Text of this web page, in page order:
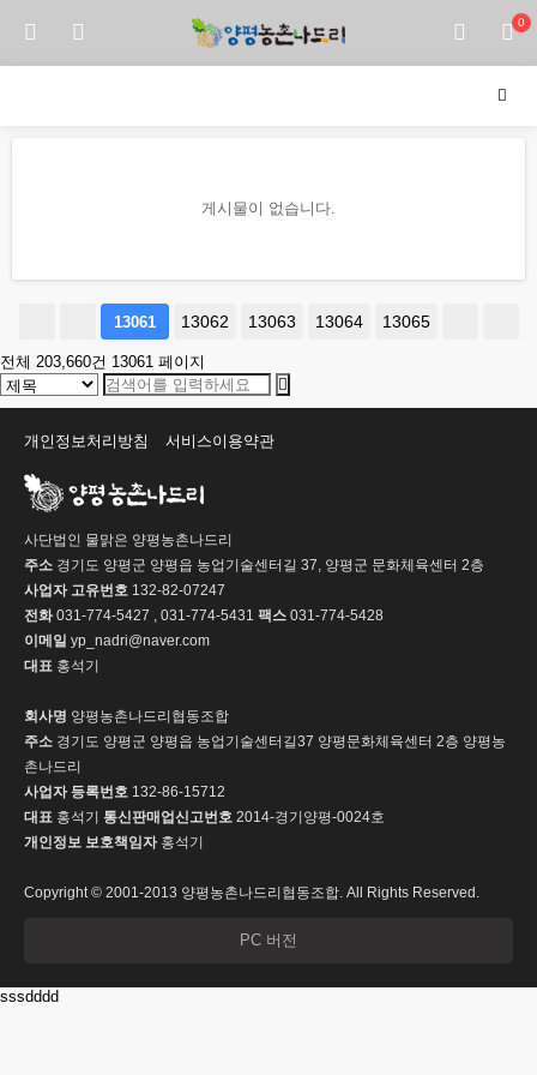
0
게시물이 없습니다.
13061 13062 13063 13064 13065
전체 203,660건 13061 페이지
개인정보처리방침 서비스이용약관
사단법인 물맑은 양평농촌나드리
주소 경기도 양평군 양평읍 농업기술센터길 37, 양평군 문화체육센터 2층
사업자 고유번호 132-82-07247
전화031-774-5427 , 031-774-5431 팩스 031-774-5428
이메일 yp_nadri@naver.com
대표 홍석기
회사명 양평농촌나드리협동조합
주소 경기도 양평군 양평읍 농업기술센터길37 양평문화체육센터 2층 양평농
촌나드리
사업자 등록번호 132-86-15712
대표 홍석기 통신판매업신고번호 2014-경기양평-0024호
개인정보 보호책임자홍석기
Copyright © 2001-2013 양평농촌나드리협동조합. All Rights Reserved.
PC 버전
sssdddd